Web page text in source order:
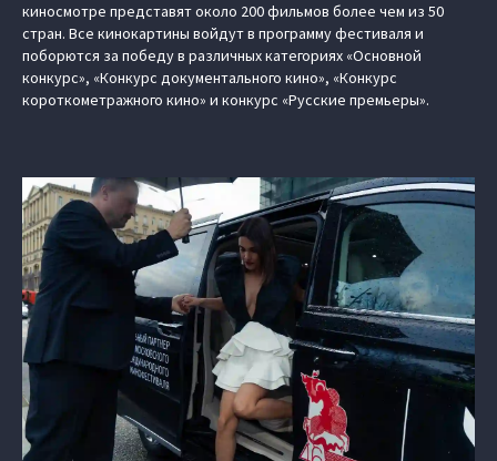
киносмотре представят около 200 фильмов более чем из 50
стран. Все кинокартины войдут в программу фестиваля и
поборются за победу в различных категориях «Основной
конкурс», «Конкурс документального кино», «Конкурс
короткометражного кино» и конкурс «Русские премьеры».